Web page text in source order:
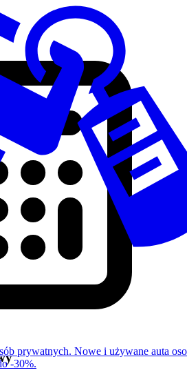
prywatnych. Nowe i używane auta
-30%.